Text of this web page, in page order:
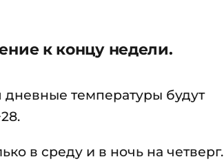
к концу недели.
дневные температуры будут
в среду и в ночь на четверг.